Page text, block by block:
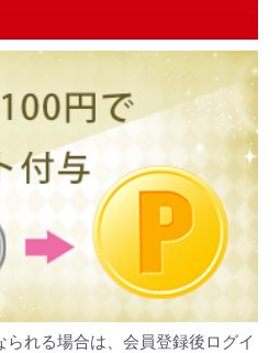
れる場合は、会員登録後ログイ